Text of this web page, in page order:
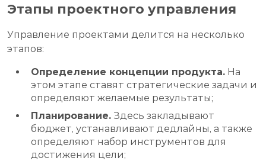
Этапы проектного управления
Управление проектами делится на несколько
этапов:
Определение концепции продукта. На
этом этапе ставят стратегические задачи и
определяют желаемые результаты;
Планирование. Здесь закладывают
бюджет, устанавливают дедлайны, а также
определяют набор инструментов для
достижения цели;